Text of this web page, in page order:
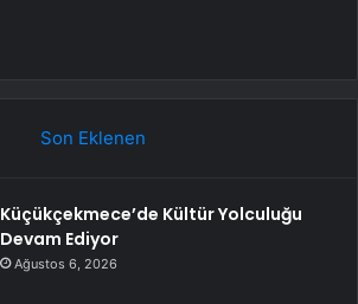
Son Eklenen
Küçükçekmece’de Kültür Yolculuğu
Devam Ediyor
Ağustos 6, 2026